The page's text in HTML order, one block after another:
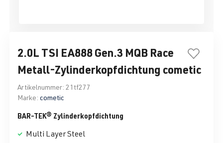
2.0L TSI EA888 Gen.3 MQB Race
Metall-Zylinderkopfdichtung cometic
Artikelnummer: 21tf277
Marke: cometic
BAR-TEK® Zylinderkopfdichtung
Multi Layer Steel